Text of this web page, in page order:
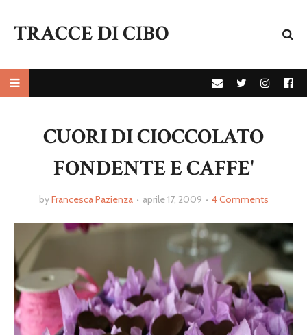
TRACCE DI CIBO
CUORI DI CIOCCOLATO
FONDENTE E CAFFE'
byFrancesca Pazienza aprile 17, 2009 4 Comments